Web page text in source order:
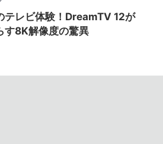
テレビ体験！DreamTV 12が
す8K解像度の驚異